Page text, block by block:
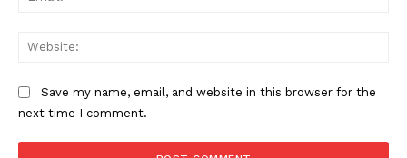
Save my name, email, and website in this browser for the
next time I comment.